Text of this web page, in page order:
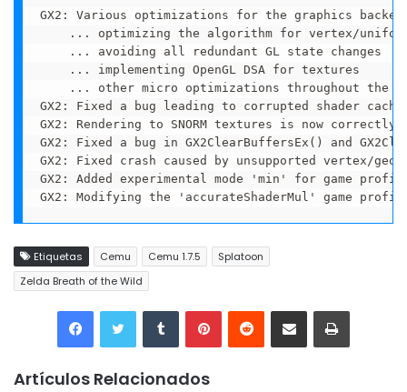
GX2: Various optimizations for the graphics
GX2: Fixed a bug leading to corrupted shader
GX2: Rendering to SNORM textures is now correctly
GX2: Fixed a bug in GX2ClearBuffersEx() and
GX2: Fixed crash caused by unsupported vertex/
GX2: Added experimental mode 'min' for game
GX2: Modifying the 'accurateShaderMul' game
Etiquetas Cemu Cemu 1.7.5
Splatoon
Zelda Breath of the Wild
TumblrPinterestReddit Compartir por correo electrónicoImprimir
Artículos Relacionados